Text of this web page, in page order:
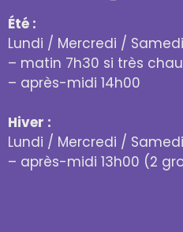
Été :
Lundi / Mercredi / Samedi
– matin 7h30 si très
– après-midi 14h00
Hiver :
Lundi / Mercredi / Samedi
– après-midi 13h00 (2